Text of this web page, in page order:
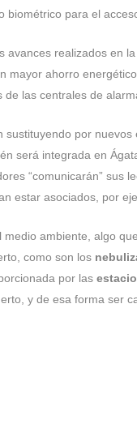
para el
avances realizados en
mayor ahorro
las centrales de
sustituyendo por
será integrada en
“comunicarán” sus
estar asociados, por
ambiente, algo
como son los
por las
y de esa forma ser